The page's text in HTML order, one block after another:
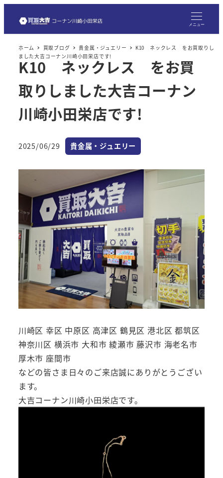
メニュー
ホーム 買取ブログ 貴金属・ジュエリー
K10 ネックレス をお買取りし
ました大吉コーナン川崎小田栄店です!
K10 ネックレス をお買
取りしました大吉コーナン
川崎小田栄店です!
投稿日
2025/06/29 カテゴリー
貴金属・ジュエリー
川崎区 幸区 中原区 高津区 鶴見区 港北区 都筑区
神奈川区 横浜市 大和市 綾瀬市 藤沢市 海老名市
厚木市 座間市
などの皆さま日々のご来店誠にありがとうござい
ます。
大吉コーナン川崎小田栄店です。